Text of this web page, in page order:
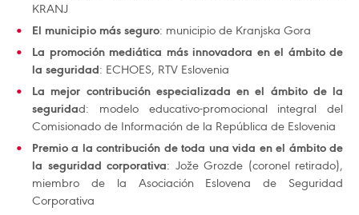
KRANJ
El municipio más seguro: municipio de Kranjska Gora
La promoción mediática más innovadora en el ámbito de
la seguridad: ECHOES, RTV Eslovenia
La mejor contribución especializada en el ámbito de la
seguridad: modelo educativo-promocional integral del
Comisionado de Información de la República de Eslovenia
Premio a la contribución de toda una vida en el ámbito de
la seguridad corporativa: Jože Grozde (coronel retirado),
miembro de la Asociación Eslovena de Seguridad
Corporativa